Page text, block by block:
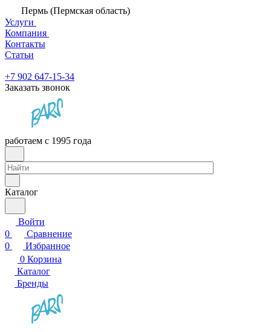
Пермь (Пермская область)
Услуги
Компания
Контакты
Статьи
+7 902 647-15-34
Заказать звонок
работаем с 1995 года
Каталог
Войти
0
Сравнение
0
Избранное
0 Корзина
Каталог
Бренды